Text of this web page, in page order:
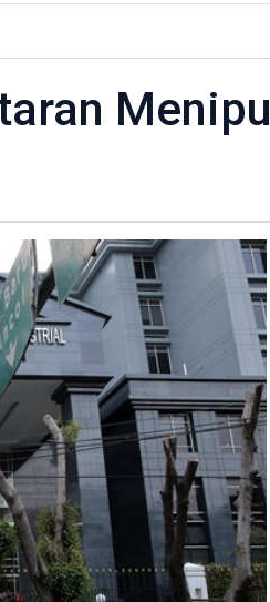
Menipu